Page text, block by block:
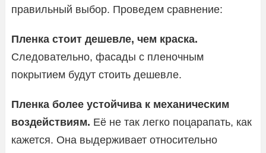
правильный выбор. Проведем сравнение:
Пленка стоит дешевле, чем краска.
Следовательно, фасады с пленочным
покрытием будут стоить дешевле.
Пленка более устойчива к механическим
воздействиям. Её не так легко поцарапать, как
кажется. Она выдерживает относительно